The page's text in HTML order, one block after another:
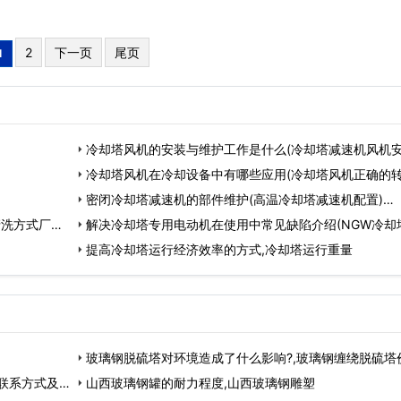
2 下一页 尾页
冷却塔风机的安装与维护工作是什么(冷却塔减速机风机
图)…
冷却塔风机在冷却设备中有哪些应用(冷却塔风机正确的
… 密闭冷却塔减速机的部件维护(高温冷却塔减速机配置)…
方式厂家)
解决冷却塔专用电动机在使用中常见缺陷介绍(NGW冷却
用减速机)…
提高冷却塔运行经济效率的方式,冷却塔运行重量
玻璃钢脱硫塔对环境造成了什么影响?,玻璃钢缠绕脱硫塔
格…
系方式及电
山西玻璃钢罐的耐力程度,山西玻璃钢雕塑